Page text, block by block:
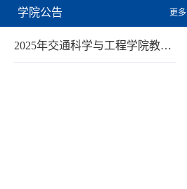
学院公告 更多
2025年交通科学与工程学院教…